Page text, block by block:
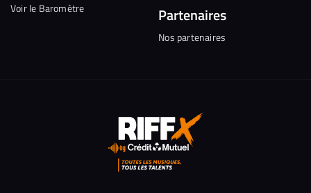
Voir le Baromètre Partenaires
Nos partenaires